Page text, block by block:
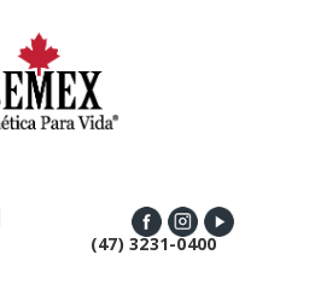
(47) 3231-0400